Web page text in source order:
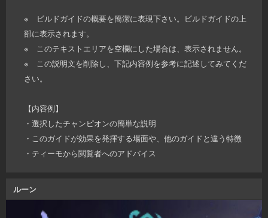
※ ビルドガイドの概要を簡潔に表現下さい。ビルドガイドの上
部に表示されます。
※ このテキストエリアを空欄にした場合は、表示されません。
※ この説明文を削除し、下記内容例を参考に記述してみてくだ
さい。
【内容例】
・選択したチャンピオンの簡単な説明
・このガイドが効果を発揮する場面や、他のガイドと違う特徴
・ティーモから閲覧者へのアドバイス
ルーン